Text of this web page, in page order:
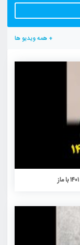
+ همه ویدیو ها